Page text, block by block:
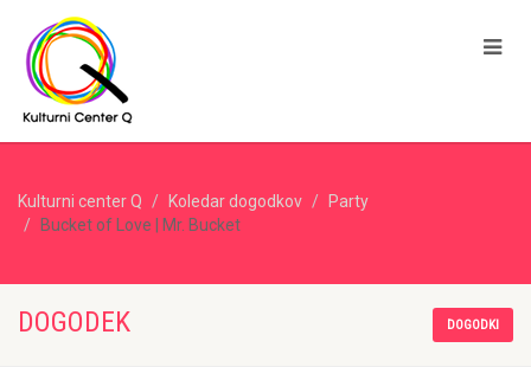
Kulturni center Q Koledar dogodkov
Party
Bucket of Love | Mr. Bucket
DOGODEK DOGODKI